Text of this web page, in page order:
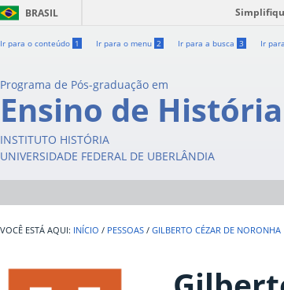
BRASIL
Ir para o conteúdo 1 Ir para o menu 2 Ir para a busca 3 Ir
Programa de Pós-graduação em
Ensino de História
INSTITUTO HISTÓRIA
UNIVERSIDADE FEDERAL DE UBERLÂNDIA
INÍCIO / PESSOAS / GILBERTO CÉZAR DE NORONHA